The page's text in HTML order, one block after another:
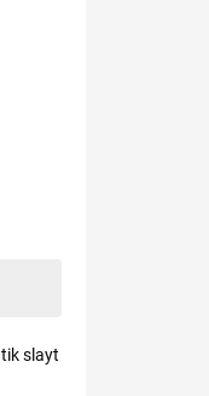
slayt